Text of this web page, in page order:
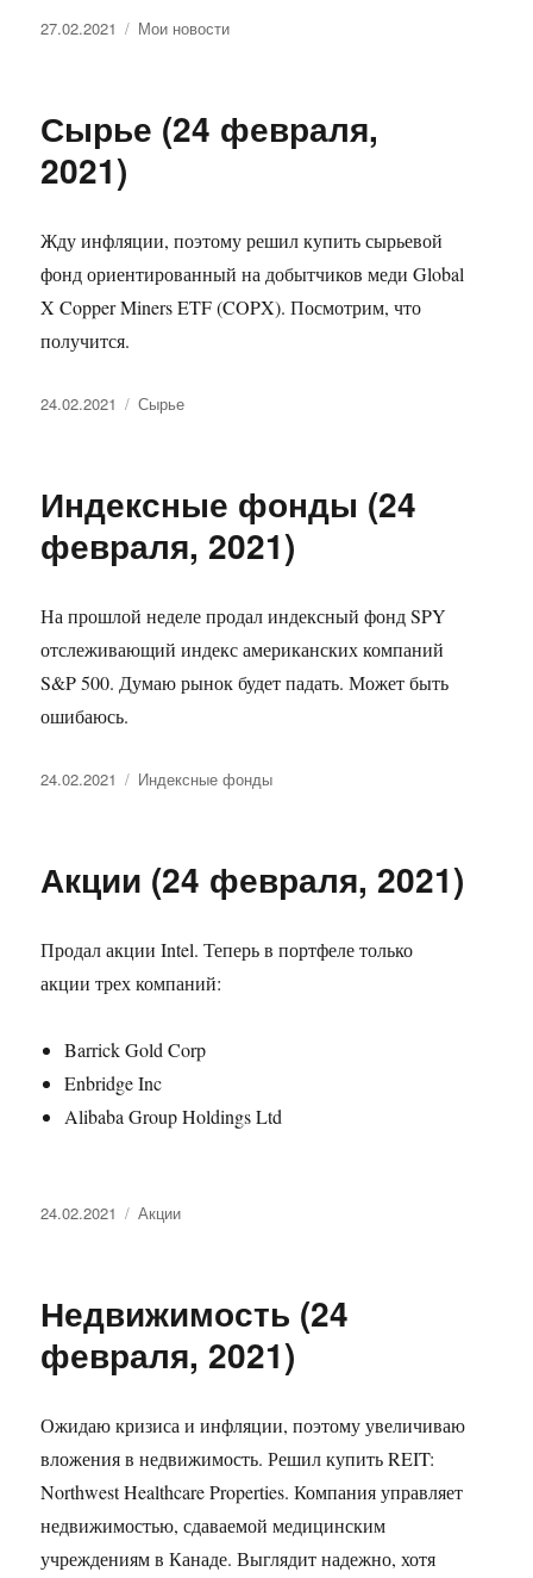
Опубликовано
27.02.2021 Рубрики
Мои новости
Сырье (24 февраля,
2021)
Жду инфляции, поэтому решил купить сырьевой
фонд ориентированный на добытчиков меди Global
X Copper Miners ETF (COPX). Посмотрим, что
получится.
Опубликовано
24.02.2021 Рубрики
Сырье
Индексные фонды (24
февраля, 2021)
На прошлой неделе продал индексный фонд SPY
отслеживающий индекс американских компаний
S&P 500. Думаю рынок будет падать. Может быть
ошибаюсь.
Опубликовано
24.02.2021 Рубрики
Индексные фонды
Акции (24 февраля, 2021)
Продал акции Intel. Теперь в портфеле только
акции трех компаний:
Barrick Gold Corp
Enbridge Inc
Alibaba Group Holdings Ltd
Опубликовано
24.02.2021 Рубрики
Акции
Недвижимость (24
февраля, 2021)
Ожидаю кризиса и инфляции, поэтому увеличиваю
вложения в недвижимость. Решил купить REIT:
Northwest Healthcare Properties. Компания управляет
недвижимостью, сдаваемой медицинским
учреждениям в Канаде. Выглядит надежно, хотя